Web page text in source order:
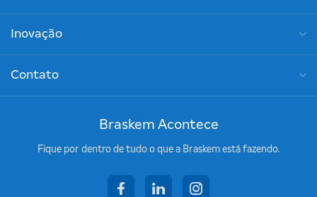
Inovação
Contato
Braskem Acontece
Fique por dentro de tudo o que a Braskem está fazendo.
facebooklinkedininstagram